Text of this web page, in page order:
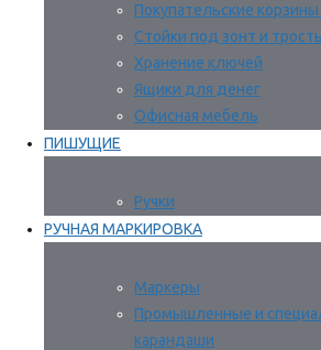
Покупательские
Стойки под зонт и
Хранение ключей
Ящики для денег
Офисная мебель
ПИШУЩИЕ
Ручки
РУЧНАЯ МАРКИРОВКА
Маркеры
Промышленные и
карандаши